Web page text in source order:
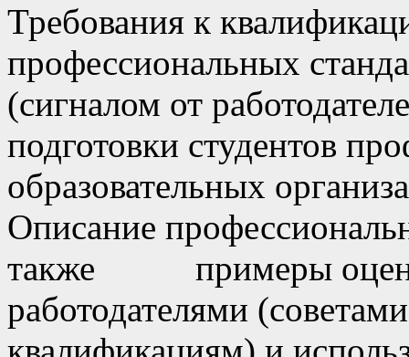
Требования к
профессиональных
(сигналом от
подготовки студентов
образовательных
Описание
также примеры
работодателями